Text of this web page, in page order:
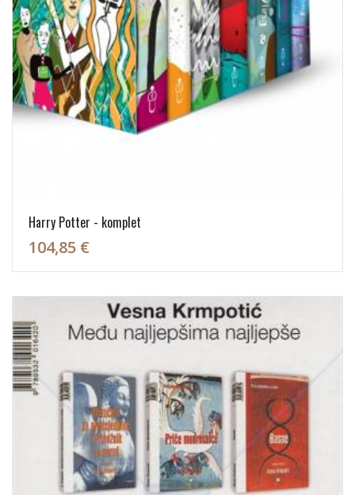
Harry Potter - komplet
104,85 €